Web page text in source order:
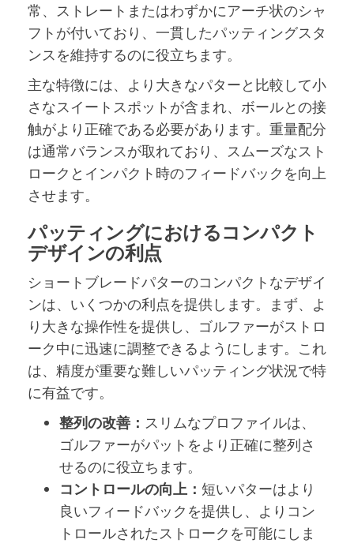
常、ストレートまたはわずかにアーチ状のシャ
フトが付いており、一貫したパッティングスタ
ンスを維持するのに役立ちます。
主な特徴には、より大きなパターと比較して小
さなスイートスポットが含まれ、ボールとの接
触がより正確である必要があります。重量配分
は通常バランスが取れており、スムーズなスト
ロークとインパクト時のフィードバックを向上
させます。
パッティングにおけるコンパクト
デザインの利点
ショートブレードパターのコンパクトなデザイ
ンは、いくつかの利点を提供します。まず、よ
り大きな操作性を提供し、ゴルファーがストロ
ーク中に迅速に調整できるようにします。これ
は、精度が重要な難しいパッティング状況で特
に有益です。
整列の改善： スリムなプロファイルは、
ゴルファーがパットをより正確に整列さ
せるのに役立ちます。
コントロールの向上： 短いパターはより
良いフィードバックを提供し、よりコン
トロールされたストロークを可能にしま